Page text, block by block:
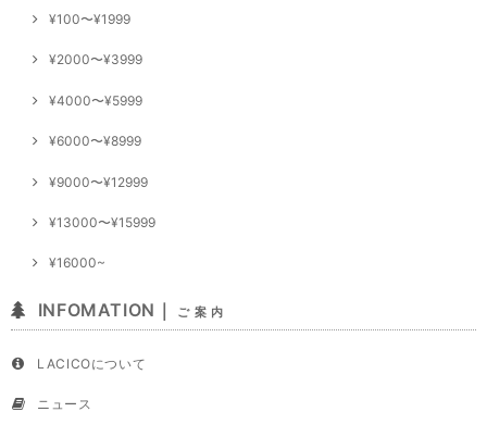
¥100〜¥1999
¥2000〜¥3999
¥4000〜¥5999
¥6000〜¥8999
¥9000〜¥12999
¥13000〜¥15999
¥16000~
INFOMATION｜ ご 案 内
LACICOについて
ニュース